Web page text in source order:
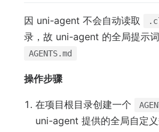
因 uni-agent 不会自动读取
录，故 uni-agent 的全局提示
AGENTS.md
操作步骤
在项目根目录创建一个
uni-agent 提供的全局自定